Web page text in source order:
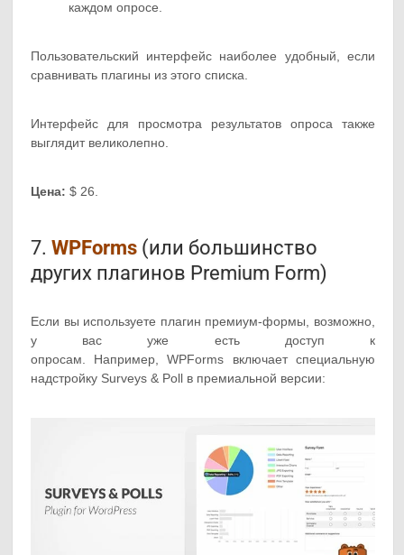
каждом опросе.
Пользовательский интерфейс наиболее удобный, если
сравнивать плагины из этого списка.
Интерфейс для просмотра результатов опроса также
выглядит великолепно.
Цена: $ 26.
7.WPForms (или большинство
других плагинов Premium Form)
Если вы используете плагин премиум-формы, возможно,
у вас уже есть доступ к
опросам. Например, WPForms включает специальную
надстройку Surveys & Poll в премиальной версии: